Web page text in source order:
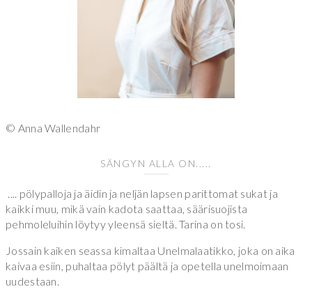
© Anna Wallendahr
SÄNGYN ALLA ON.....
.... pölypalloja ja äidin ja neljän lapsen parittomat sukat ja
kaikki muu, mikä vain kadota saattaa, säärisuojista
pehmoleluihin löytyy yleensä sieltä. Tarina on tosi.
Jossain kaiken seassa kimaltaa Unelmalaatikko, joka on aika
kaivaa esiin, puhaltaa pölyt päältä ja opetella unelmoimaan
uudestaan.